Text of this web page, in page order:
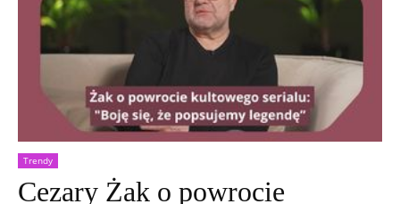
Trendy
Cezary Żak o powrocie